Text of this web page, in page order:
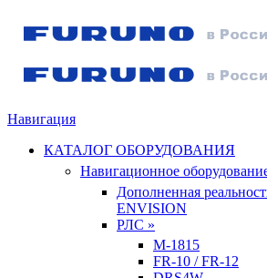
Навигация
КАТАЛОГ ОБОРУДОВАНИЯ
Навигационное
Дополненная
ENVISION
РЛС »
M-1815
FR-10 / FR-12